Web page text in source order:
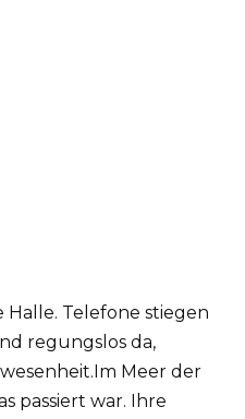
Telefone stiegen
regungslos da,
Meer der
passiert war. Ihre